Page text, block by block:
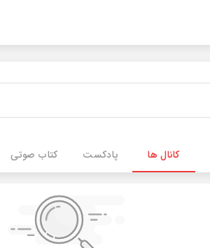
کانال ها پادکست کتاب صوتی